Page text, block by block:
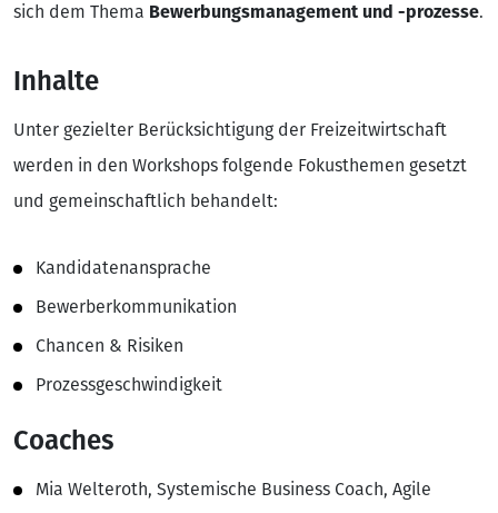
sich dem Thema Bewerbungsmanagement und -prozesse.
Inhalte
Unter gezielter Berücksichtigung der Freizeitwirtschaft
werden in den Workshops folgende Fokusthemen gesetzt
und gemeinschaftlich behandelt:
Kandidatenansprache
Bewerberkommunikation
Chancen & Risiken
Prozessgeschwindigkeit
Coaches
Mia Welteroth, Systemische Business Coach, Agile